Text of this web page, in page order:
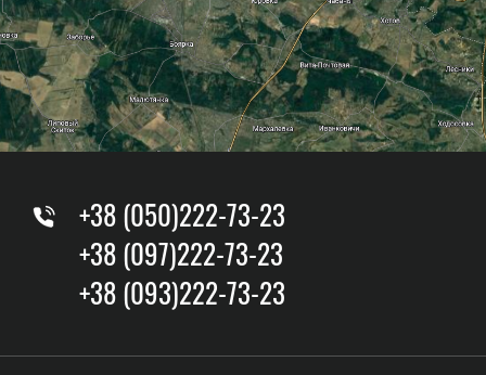
+38 (050)222-73-23
+38 (097)222-73-23
+38 (093)222-73-23